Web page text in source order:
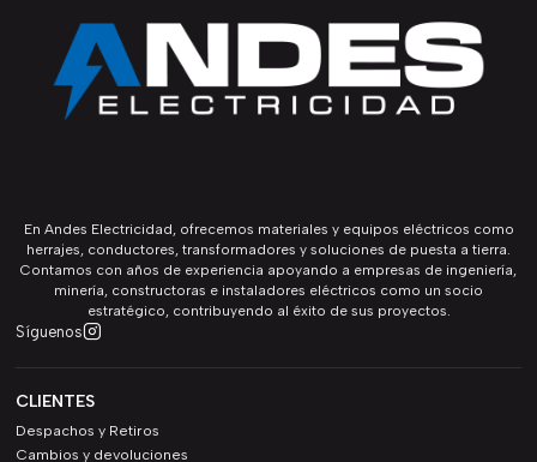
En Andes Electricidad, ofrecemos materiales y equipos eléctricos como
herrajes, conductores, transformadores y soluciones de puesta a tierra.
Contamos con años de experiencia apoyando a empresas de ingeniería,
minería, constructoras e instaladores eléctricos como un socio
estratégico, contribuyendo al éxito de sus proyectos.
Síguenos
CLIENTES
Despachos y Retiros
Cambios y devoluciones